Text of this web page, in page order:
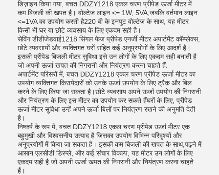
डिज़ाइन किया गया, बचत DDZY1218 एकल चरण प्रीपेड ऊर्जा मीटर में
कम बिजली की खपत है। वोल्टेज लाइन <= 1W, 5VA,जबकि वर्तमान लाइन
<=1VA का उपयोग करती है220 वी के इनपुट वोल्टेज के साथ, यह मीटर
किसी भी घर या छोटे व्यवसाय के लिए एकदम सही है।
सेविंग डीडीजेडवाई1218 सिंगल फेज प्रीपेड एनर्जी मीटर अपार्टमेंट कॉम्प्लेक्स,
छोटे व्यवसायों और व्यक्तिगत घरों सहित कई अनुप्रयोगों के लिए आदर्श है।
इसकी प्रीपेड बिजली मीटर सुविधा इसे उन लोगों के लिए एकदम सही बनाती है
जो अपनी ऊर्जा खपत की निगरानी और नियंत्रण करना चाहते हैं.
अपार्टमेंट परिसरों में, बचत DDZY1218 एकल चरण प्रीपेड ऊर्जा मीटर का
उपयोग व्यक्तिगत किरायेदारों को उनके ऊर्जा उपयोग के लिए ट्रैक और बिल
करने के लिए किया जा सकता है।छोटे व्यवसाय अपने ऊर्जा उपयोग की निगरानी
और नियंत्रण के लिए इस मीटर का उपयोग कर सकते हैंघरों के लिए, प्रीपेड
ऊर्जा मीटर सुविधा उन्हें अपने ऊर्जा बिलों पर नियंत्रण रखने की अनुमति देती
है।
निष्कर्ष के रूप में, बचत DDZY1218 एकल चरण प्रीपेड ऊर्जा मीटर एक
बहुमुखी और विश्वसनीय उत्पाद है जिसका उपयोग विभिन्न परिदृश्यों और
अनुप्रयोगों में किया जा सकता है। इसकी कम बिजली की खपत के साथ,पढ़ने में
आसान एलसीडी डिस्प्ले, और कई संचार विकल्प, यह मीटर उन लोगों के लिए
एकदम सही है जो अपनी ऊर्जा खपत की निगरानी और नियंत्रण करना चाहते
हैं।